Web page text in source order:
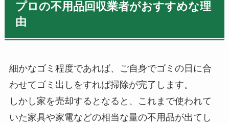
プロの不用品回収業者がおすすめな理
由
細かなゴミ程度であれば、ご自身でゴミの日に合
わせてゴミ出しをすれば掃除が完了します。
しかし家を売却するとなると、これまで使われて
いた家具や家電などの相当な量の不用品が出てし